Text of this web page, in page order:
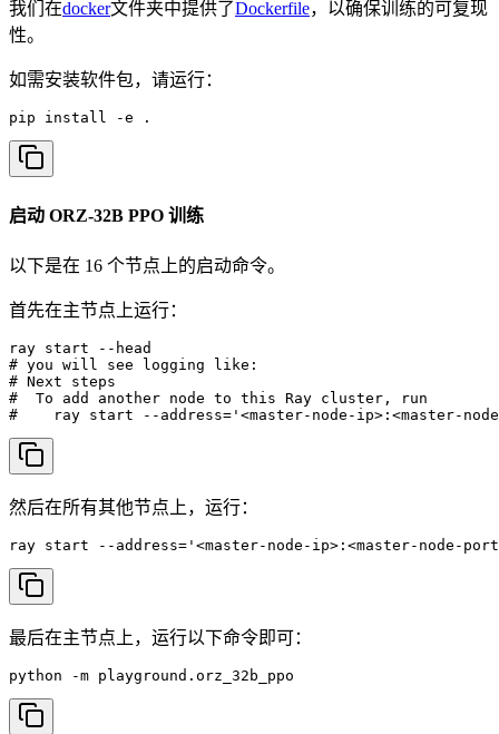
我们在docker文件夹中提供了Dockerfile，以确保训练的可复现
性。
如需安装软件包，请运行：
pip install -e .
启动 ORZ-32B PPO 训练
以下是在 16 个节点上的启动命令。
首先在主节点上运行：
ray start --head
# you will see logging like:
# Next steps
#  To add another node to this Ray cluster, run
#    ray start --address='<master-node-ip>:<master-
然后在所有其他节点上，运行：
ray start --address='<master-node-ip>:<master-node-
最后在主节点上，运行以下命令即可：
python -m playground.orz_32b_ppo